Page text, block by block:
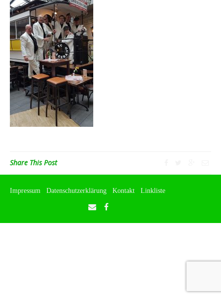
Share This Post
Impressum Datenschutzerklärung Kontakt Linkliste